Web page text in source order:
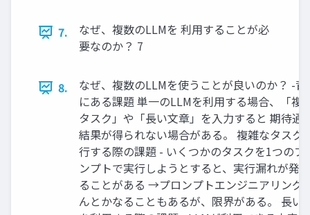
7.
なぜ、複数のLLMを 利⽤することが必
要なのか？ 7
8.
なぜ、複数のLLMを使うことが良いのか？ -背
にある課題 単⼀のLLMを利⽤する場合、「複
タスク」や「⻑い⽂章」を⼊⼒すると 期待通
結果が得られない場合がある。 複雑なタスク
⾏する際の課題 - いくつかのタスクを1つのプ
ンプトで実⾏しようとすると、実⾏漏れが発
ることがある →プロンプトエンジニアリング
んとかなることもあるが、限界がある。 ⻑い